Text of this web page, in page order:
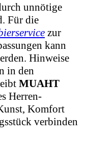
unnötige
Für die
zur
kann
Hinweise
in den
MUAHT
Herren-
Komfort
verbinden